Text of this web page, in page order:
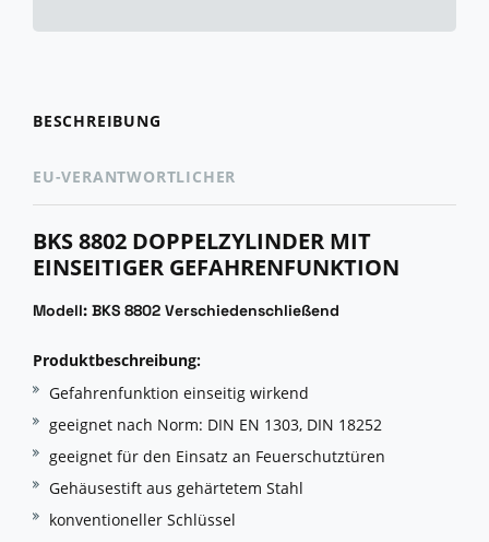
BESCHREIBUNG
EU-VERANTWORTLICHER
BKS 8802 DOPPELZYLINDER MIT
EINSEITIGER GEFAHRENFUNKTION
Modell: BKS 8802 Verschiedenschließend
Produktbeschreibung:
Gefahrenfunktion einseitig wirkend
geeignet nach Norm: DIN EN 1303, DIN 18252
geeignet für den Einsatz an Feuerschutztüren
Gehäusestift aus gehärtetem Stahl
konventioneller Schlüssel